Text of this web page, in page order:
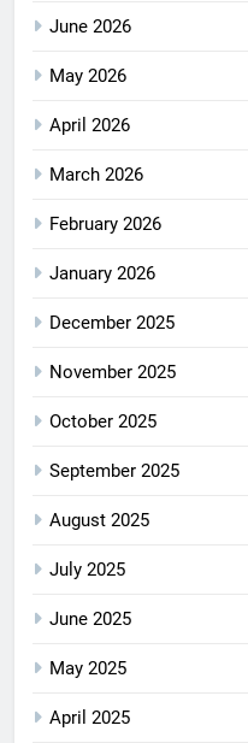
June 2026
May 2026
April 2026
March 2026
February 2026
January 2026
December 2025
November 2025
October 2025
September 2025
August 2025
July 2025
June 2025
May 2025
April 2025